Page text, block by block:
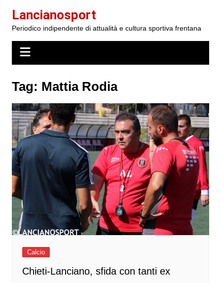
contenuto
Lancianosport
Periodico indipendente di attualità e cultura sportiva frentana
Tag: Mattia Rodia
Calcio
Chieti-Lanciano, sfida con tanti ex